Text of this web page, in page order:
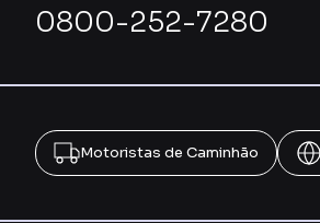
0800-252-7280
Motoristas de Caminhão